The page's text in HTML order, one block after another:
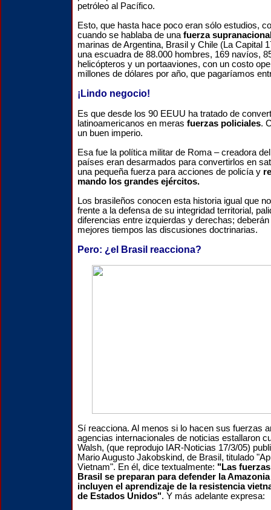
petróleo al Pacífico.
Esto, que hasta hace poco eran sólo estudios,
cuando se hablaba de una fuerza
marinas de Argentina, Brasil y Chile (La Capital
una escuadra de 88.000 hombres, 169 navíos,
helicópteros y un portaaviones, con un costo
millones de dólares por año, que pagaríamos
¡Lindo negocio!
Es que desde los 90 EEUU ha tratado de
latinoamericanos en meras fuerzas policiales.
un buen imperio.
Esa fue la política militar de Roma – creadora
países eran desarmados para convertirlos en
una pequeña fuerza para acciones de policía y
mando los grandes ejércitos.
Los brasileños conocen esta historia igual que
frente a la defensa de su integridad territorial,
diferencias entre izquierdas y derechas;
mejores tiempos las discusiones doctrinarias.
Pero: ¿el Brasil reacciona?
Sí reacciona. Al menos si lo hacen sus fuerzas
agencias internacionales de noticias estallaron
Walsh, (que reprodujo IAR-Noticias 17/3/05)
Mario Augusto Jakobskind, de Brasil, titulado
Vietnam". En él, dice textualmente: "Las
Brasil se preparan para defender la
incluyen el aprendizaje de la resistencia
de Estados Unidos". Y más adelante expresa: